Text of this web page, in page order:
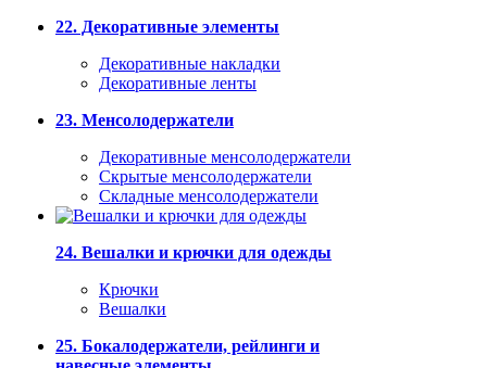
22. Декоративные элементы
Декоративные накладки
Декоративные ленты
23. Менсолодержатели
Декоративные менсолодержатели
Скрытые менсолодержатели
Складные менсолодержатели
24. Вешалки и крючки для одежды
Крючки
Вешалки
25. Бокалодержатели, рейлинги и